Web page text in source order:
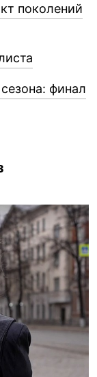
поколений
финал